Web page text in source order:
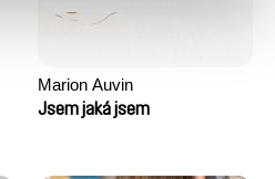
Marion Auvin
Jsem jaká jsem